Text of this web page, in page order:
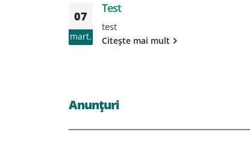
07
mart.
Test
test
Citește mai mult
Anunțuri